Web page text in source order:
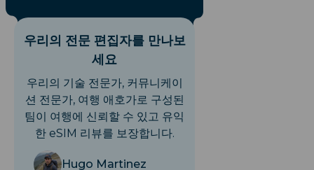
우리의 전문 편집자를 만나보
세요
우리의 기술 전문가, 커뮤니케이
션 전문가, 여행 애호가로 구성된
팀이 여행에 신뢰할 수 있고 유익
한 eSIM 리뷰를 보장합니다.
Hugo Martinez